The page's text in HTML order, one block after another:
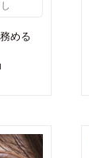
める